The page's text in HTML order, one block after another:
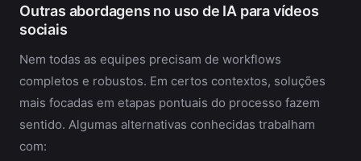
Outras abordagens no uso de IA para vídeos
sociais
Nem todas as equipes precisam de workflows
completos e robustos. Em certos contextos, soluções
mais focadas em etapas pontuais do processo fazem
sentido. Algumas alternativas conhecidas trabalham
com: